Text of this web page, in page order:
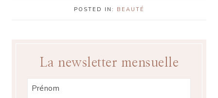
POSTED IN: BEAUTÉ
La newsletter mensuelle